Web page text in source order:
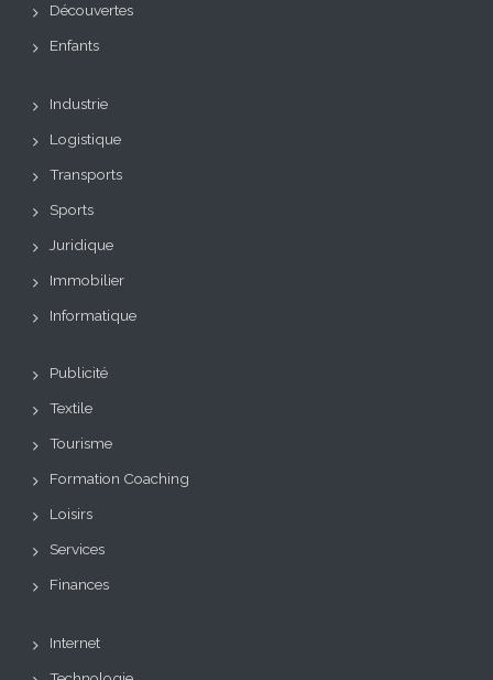
Découvertes
Enfants
Industrie
Logistique
Transports
Sports
Juridique
Immobilier
Informatique
Publicité
Textile
Tourisme
Formation Coaching
Loisirs
Services
Finances
Internet